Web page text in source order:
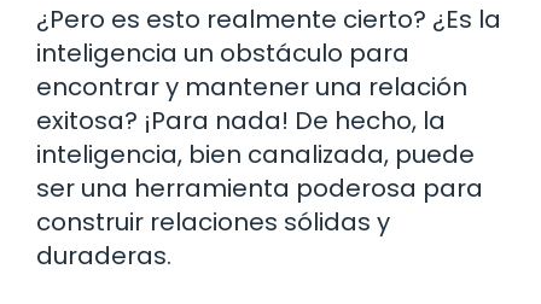
¿Pero es esto realmente cierto? ¿Es la
inteligencia un obstáculo para
encontrar y mantener una relación
exitosa? ¡Para nada! De hecho, la
inteligencia, bien canalizada, puede
ser una herramienta poderosa para
construir relaciones sólidas y
duraderas.